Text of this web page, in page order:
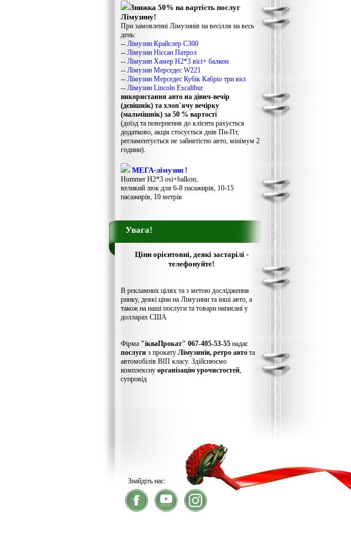
Знижка 50% на вартість послуг
Лімузину!
При замовленні Лімузинів на весілля на весь
день:
-- Лімузин Крайслер С300
-- Лімузин Ніссан Патрол
-- Лімузин Хамер Н2*3 вісі+ балкон
-- Лімузин Мерседес W221
-- Лімузин Мерседес Кубік Кабріо три вісі
-- Лімузин Lincoln Excalibur
використання авто на дівич-вечір
(дєвішнік) та хлоп`ячу вечірку
(мальчішнік) за 50 % вартості
(доїзд та повернення до клієнта рахується
додатково, акція стосується днів Пн-Пт,
регламентується не зайнятістю авто, мінімум 2
години).
МЕГА-лімузин !
Hummer H2*3 osi+balkon;
великий люк для 6-8 пасажирів, 10-15
пасажирів, 10 метрів
Увага!
Ціни орієнтовні, деякі застарілі -
телефонуйте!
В рекламних цілях та з метою дослідження
ринку, деякі ціни на Лімузини та інші авто, а
також на наші послуги та товари написані у
долларах США
Фірма "ікваПрокат" 067-405-53-55 надає
послуги з прокату Лімузинів, ретро авто та
автомобілів ВІП класу. Здійснюємо
комплексну організацію урочистостей,
супровід
Знайдіть нас: